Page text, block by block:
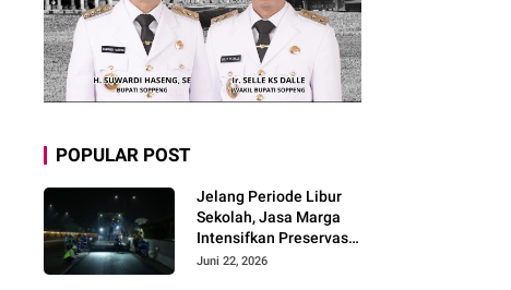
POPULAR POST
Jelang Periode Libur
Sekolah, Jasa Marga
Intensifkan Preservasi
Rutin Jalan Tol untuk
Juni 22, 2026